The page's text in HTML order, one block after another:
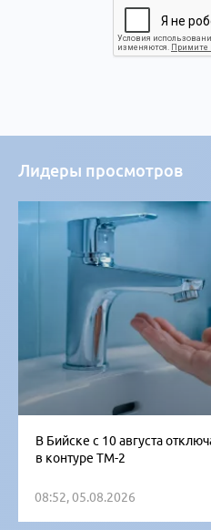
Лидеры просмотров
В Бийске с 10 августа
в контуре ТМ-2
08:52, 05.08.2026